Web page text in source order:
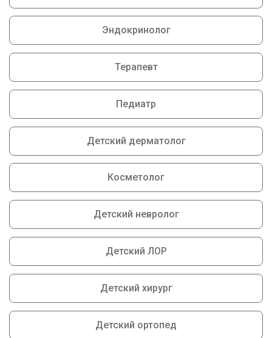
Эндокринолог
Терапевт
Педиатр
Детский дерматолог
Косметолог
Детский невролог
Детский ЛОР
Детский хирург
Детский ортопед